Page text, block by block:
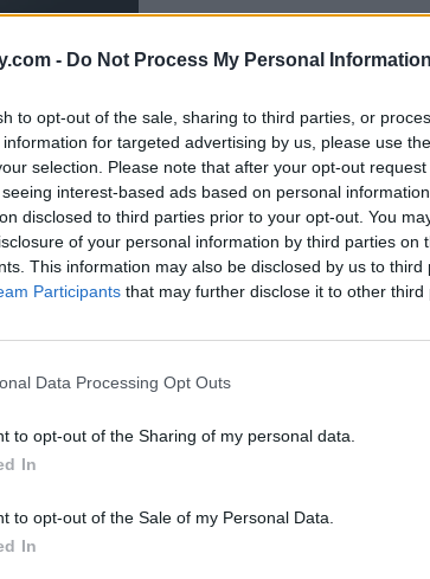
- Do Not Process My Personal Information
to opt-out of the sale, sharing to third parties, or
for targeted advertising by us, please use
selection. Please note that after your opt-out
interest-based ads based on personal
disclosed to third parties prior to your opt-out. You
of your personal information by third parties on
This information may also be disclosed by us to third
Participants that may further disclose it to other third
Data Processing Opt Outs
to opt-out of the Sharing of my personal data.
In
to opt-out of the Sale of my Personal Data.
In
Bemutatkozás: Az ország
BÁV ZRt. óriási tapasztalatával,
műkereskedelem meghatározó
műkereskedelem egyik
műkereskedelmi
eladni, vagy venni kívánók
GALÉRIA TOVÁBBI